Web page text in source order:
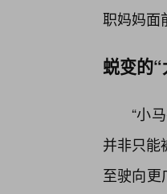
职妈妈面
蜕变的
“小
并非只能
至驶向更